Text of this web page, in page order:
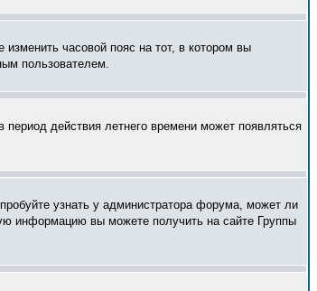
часовой пояс на тот, в котором вы
пользователем.
действия летнего времени может появляться
узнать у администратора форума, может ли
информацию вы можете получить на сайте Группы